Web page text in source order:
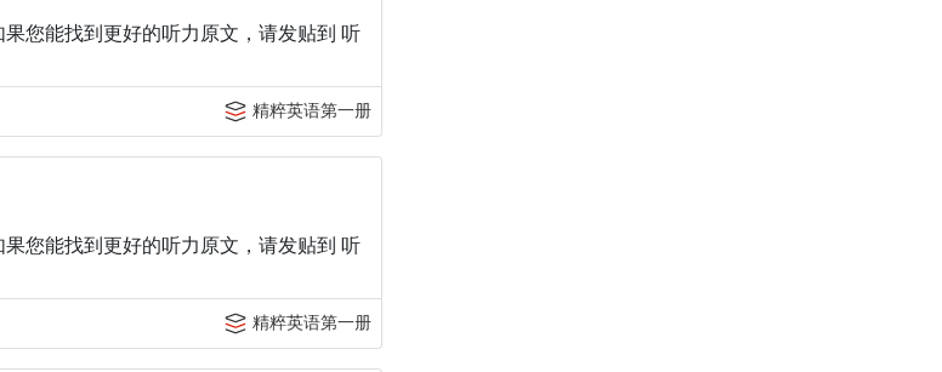
能找到更好的听力原文，请发贴到 听
精粹英语第一册
能找到更好的听力原文，请发贴到 听
精粹英语第一册